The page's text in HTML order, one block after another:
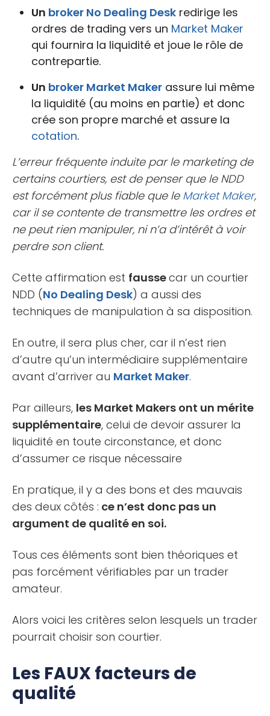
Un broker No Dealing Desk redirige les
ordres de trading vers un Market Maker
qui fournira la liquidité et joue le rôle de
contrepartie.
Un broker Market Maker assure lui même
la liquidité (au moins en partie) et donc
crée son propre marché et assure la
cotation.
L’erreur fréquente induite par le marketing de
certains courtiers, est de penser que le NDD
est forcément plus fiable que le Market Maker,
car il se contente de transmettre les ordres et
ne peut rien manipuler, ni n’a d’intérêt à voir
perdre son client.
Cette affirmation est faussecar un courtier
NDD (No Dealing Desk) a aussi des
techniques de manipulation à sa disposition.
En outre, il sera plus cher, car il n’est rien
d’autre qu’un intermédiaire supplémentaire
avant d’arriver au Market Maker.
Par ailleurs, les Market Makers ont un mérite
supplémentaire, celui de devoir assurer la
liquidité en toute circonstance, et donc
d’assumer ce risque nécessaire
En pratique, il y a des bons et des mauvais
des deux côtés : ce n’est donc pas un
argument de qualité en soi.
Tous ces éléments sont bien théoriques et
pas forcément vérifiables par un trader
amateur.
Alors voici les critères selon lesquels un trader
pourrait choisir son courtier.
Les FAUX facteurs de
qualité